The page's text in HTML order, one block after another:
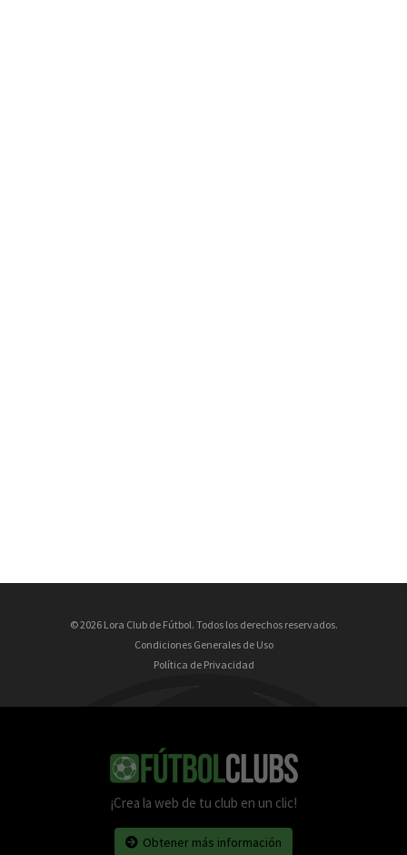
© 2026 Lora Club de Fútbol. Todos los derechos reservados.
Condiciones Generales de Uso
Política de Privacidad
¡Crea la web de tu club en un clic!
Obtener más información